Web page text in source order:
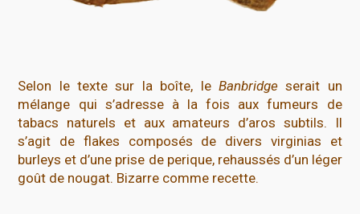
Selon le texte sur la boîte, le Banbridge serait un
mélange qui s’adresse à la fois aux fumeurs de
tabacs naturels et aux amateurs d’aros subtils. Il
s’agit de flakes composés de divers virginias et
burleys et d’une prise de perique, rehaussés d’un léger
goût de nougat. Bizarre comme recette.